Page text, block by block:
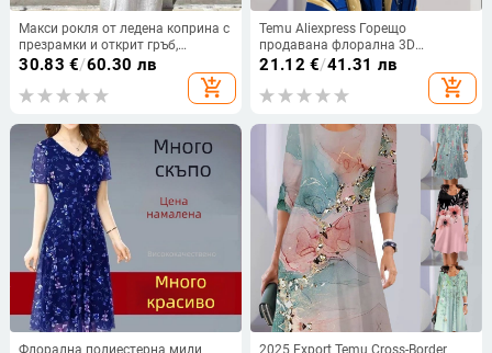
Макси рокля от ледена коприна с
презрамки и открит гръб,
плисирана
30.83 €/60.30 лв
add_shopping_cart
Temu Aliexpress Горещо
продавана флорална 3D
дигитален печат модна
ежедневна широка дамска рокля
с кръгло деколте
21.12 €/41.31 лв
add_shopping_cart
Флорална полиестерна миди 2025 Export Temu Cross-Border